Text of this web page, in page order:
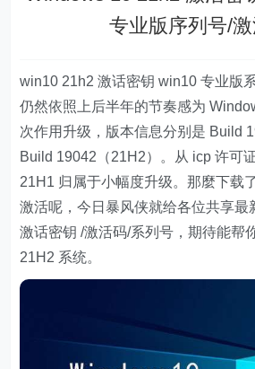
专业版序列号/
win10 21h2 激话密钥 win10 专业版
仍然依照上后半年的节奏感为
次作用升级，版本信息分别是 Build
Build 19042（21H2）。从 icp 许可
21H1 归属于小幅度升级。那麼下载
激活呢，今日暴风侠就给各位共享最
激话密钥 /激活码/系列号，期待能帮
21H2 系统。